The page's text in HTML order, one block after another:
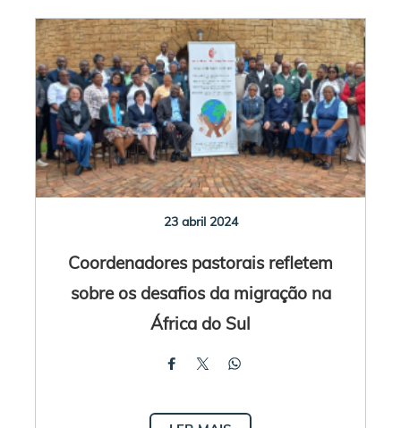
23 abril 2024
Coordenadores pastorais refletem
sobre os desafios da migração na
África do Sul